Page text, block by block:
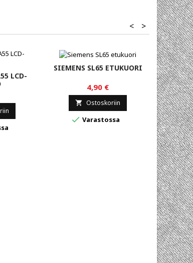
>
<
LCD-
SIEMENS SL65 ETUKUORI
4,90 €
 Ostoskoriin
 Varastossa
